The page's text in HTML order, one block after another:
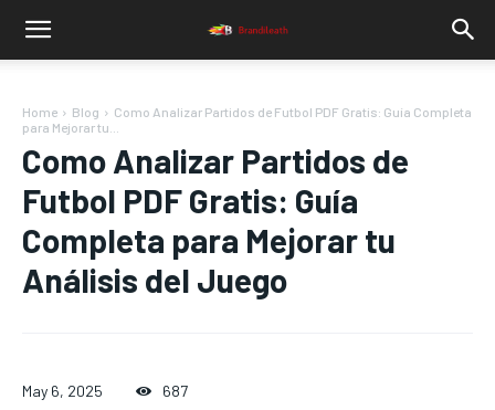
Home Blog
Como Analizar Partidos de Futbol PDF Gratis: Guía Completa
para Mejorar tu...
Como Analizar Partidos de
Futbol PDF Gratis: Guía
Completa para Mejorar tu
Análisis del Juego
May 6, 2025 687